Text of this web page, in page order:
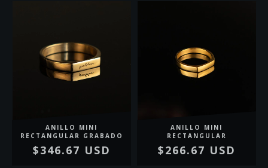
ANILLO MINI
RECTANGULAR GRABADO
$346.67 USD
ANILLO MINI
RECTANGULAR
$266.67 USD